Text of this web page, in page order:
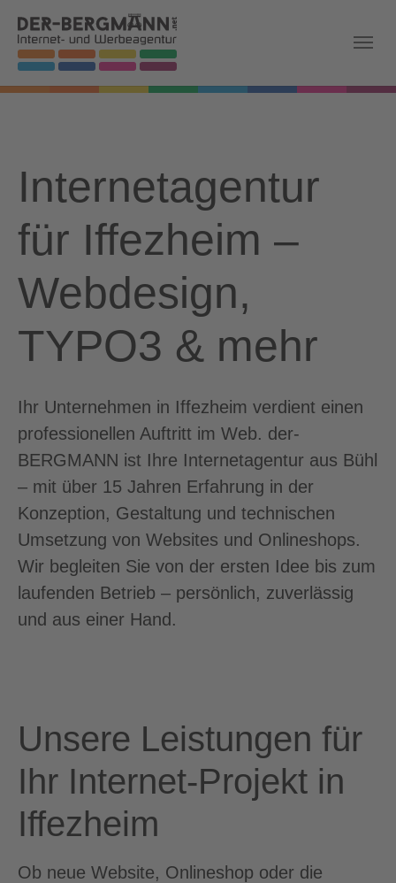
Skip to main navigation
Zum Hauptinhalt springen
Skip to page footer
Internetagentur
für Iffezheim –
Webdesign,
TYPO3 & mehr
Ihr Unternehmen in Iffezheim verdient einen
professionellen Auftritt im Web. der-
BERGMANN ist Ihre Internetagentur aus Bühl
– mit über 15 Jahren Erfahrung in der
Konzeption, Gestaltung und technischen
Umsetzung von Websites und Onlineshops.
Wir begleiten Sie von der ersten Idee bis zum
laufenden Betrieb – persönlich, zuverlässig
und aus einer Hand.
Unsere Leistungen für
Ihr Internet-Projekt in
Iffezheim
Ob neue Website, Onlineshop oder die